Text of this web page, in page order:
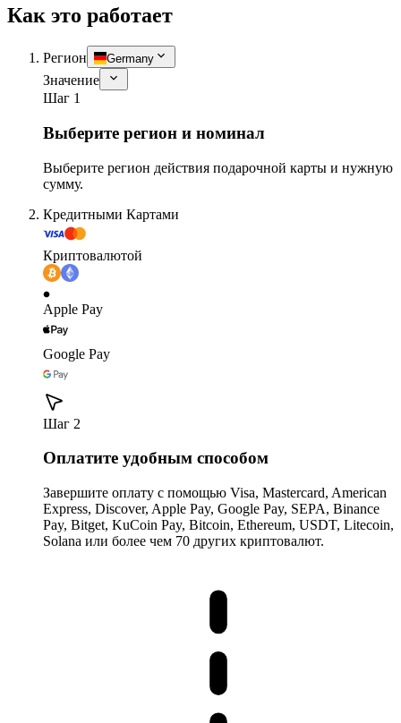
Как это работает
Регион Germany
Значение
Шаг 1
Выберите регион и номинал
Выберите регион действия подарочной карты и нужную
сумму.
Кредитными Картами
Криптовалютой
Apple Pay
Google Pay
Шаг 2
Оплатите удобным способом
Завершите оплату с помощью Visa, Mastercard, American
Express, Discover, Apple Pay, Google Pay, SEPA, Binance
Pay, Bitget, KuCoin Pay, Bitcoin, Ethereum, USDT, Litecoin,
Solana или более чем 70 других криптовалют.